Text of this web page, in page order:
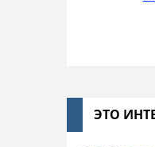
ЭТО